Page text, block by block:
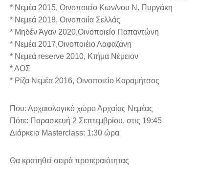
* Νεμέα 2015, Οινοποιείο Κων/νου Ν. Πυργάκη
* Νεμεά 2018, Οινοποιία Σελλάς
* Μηδέν Άγαν 2020,Οινοποιείο Παπαντώνη
* Νεμέα 2017,Οινοποιέιο Λαφαζάνη
* Νεμεά reserve 2010, Κτήμα Νέμειον
* ΑΟΣ
* Ρίζα Νεμέα 2016, Οινοποιείο Καραμήτσος
Που: Αρχαιολογικό χώρο Αρχαίας Νεμέας
Πότε: Παρασκευή 2 Σεπτεμβρίου, στις 19:45
Διάρκεια Masterclass: 1:30 ώρα
Θα κρατηθεί σειρά προτεραιότητας